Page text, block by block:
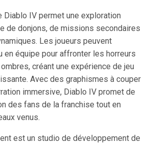
Diablo IV permet une exploration
de donjons, de missions secondaires
Les joueurs peuvent
en équipe pour affronter les horreurs
créant une expérience de jeu
Avec des graphismes à couper
immersive, Diablo IV promet de
des fans de la franchise tout en
venus.
est un studio de développement de